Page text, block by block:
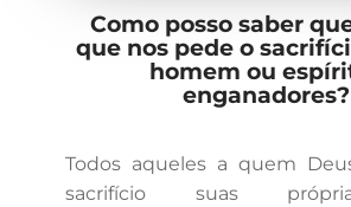
Como posso saber
que nos pede o
homem ou
enganadores?
Todos aqueles a quem
sacrifício suas